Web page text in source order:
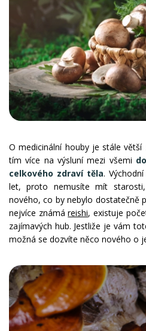
O medicinální houby je stále
tím více na výsluní mezi všemi
celkového zdraví těla.
let, proto nemusíte mít
nového, co by nebylo dostatečně
nejvíce známáreishi, existuje
zajímavých hub. Jestliže je vám
možná se dozvíte něco nového o